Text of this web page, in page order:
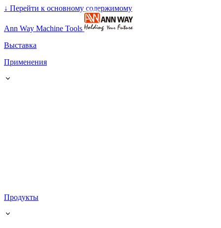
↓ Перейти к основному содержимому
Ann Way Machine Tools
Выставка
Применения
Продукты